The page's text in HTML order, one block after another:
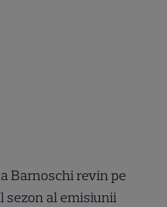
Barnoschi revin pe
sezon al emisiunii